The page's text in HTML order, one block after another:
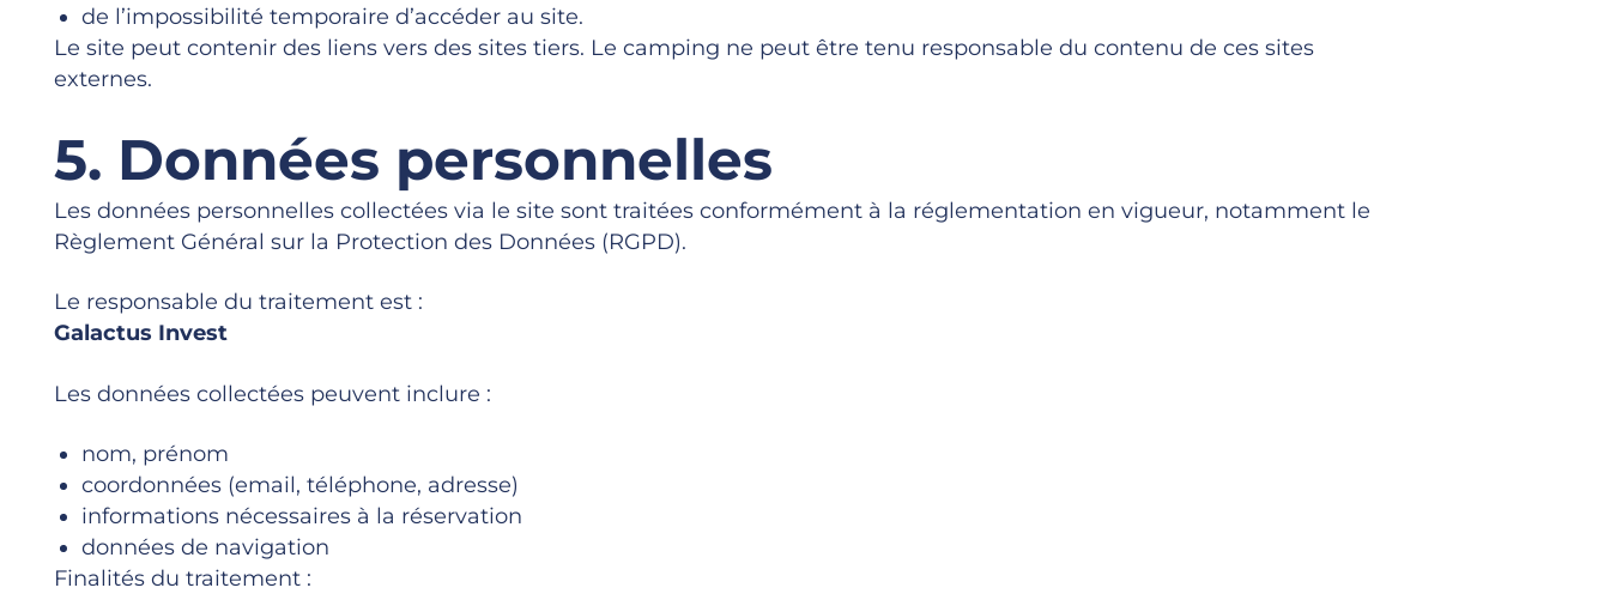
de l’impossibilité temporaire d’accéder au site.
Le site peut contenir des liens vers des sites tiers. Le camping ne peut être tenu responsable du contenu de ces sites
externes.
5. Données personnelles
Les données personnelles collectées via le site sont traitées conformément à la réglementation en vigueur, notamment le
Règlement Général sur la Protection des Données (RGPD).
Le responsable du traitement est :
Galactus Invest
Les données collectées peuvent inclure :
nom, prénom
coordonnées (email, téléphone, adresse)
informations nécessaires à la réservation
données de navigation
Finalités du traitement :